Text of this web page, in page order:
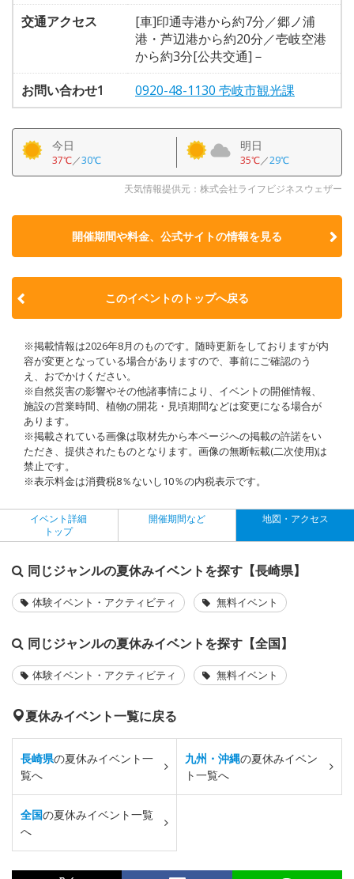
交通アクセス
[車]印通寺港から約7分／郷ノ浦
港・芦辺港から約20分／壱岐空港
から約3分[公共交通]－
お問い合わせ1
0920-48-1130 壱岐市観光課
今日
37℃／30℃
明日
35℃／29℃
天気情報提供元：株式会社ライフビジネスウェザー
開催期間や料金、公式サイトの情報を見る
このイベントのトップへ戻る
※掲載情報は2026年8月のものです。随時更新をしておりますが内
容が変更となっている場合がありますので、事前にご確認のう
え、おでかけください。
※自然災害の影響やその他諸事情により、イベントの開催情報、
施設の営業時間、植物の開花・見頃期間などは変更になる場合が
あります。
※掲載されている画像は取材先から本ページへの掲載の許諾をい
ただき、提供されたものとなります。画像の無断転載(二次使用)は
禁止です。
※表示料金は消費税8％ないし10％の内税表示です。
イベント詳細
トップ
開催期間など 地図・アクセス
同じジャンルの夏休みイベントを探す【長崎県】
体験イベント・アクティビティ 無料イベント
同じジャンルの夏休みイベントを探す【全国】
体験イベント・アクティビティ 無料イベント
夏休みイベント一覧に戻る
長崎県の夏休みイベント一
覧へ
九州・沖縄の夏休みイベン
ト一覧へ
全国の夏休みイベント一覧
へ